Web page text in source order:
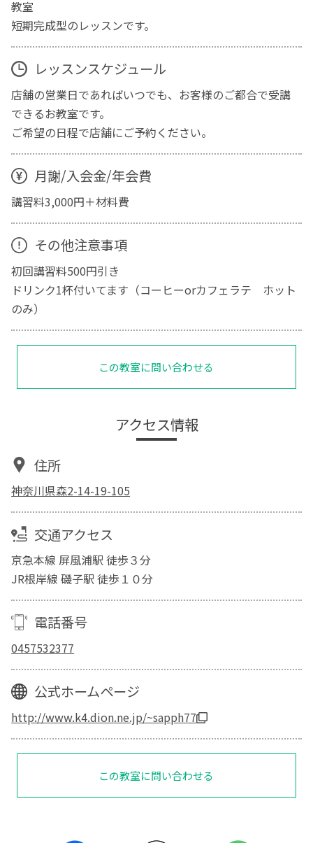
教室
短期完成型のレッスンです。
レッスンスケジュール
店舗の営業日であればいつでも、お客様のご都合で受講
できるお教室です。
ご希望の日程で店舗にご予約ください。
月謝/入会金/年会費
講習料3,000円＋材料費
その他注意事項
初回講習料500円引き
ドリンク1杯付いてます（コーヒーorカフェラテ ホット
のみ）
この教室に問い合わせる
アクセス情報
住所
神奈川県森2-14-19-105
交通アクセス
京急本線 屏風浦駅 徒歩３分
JR根岸線 磯子駅 徒歩１０分
電話番号
0457532377
公式ホームページ
http://www.k4.dion.ne.jp/~sapph77
この教室に問い合わせる